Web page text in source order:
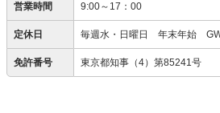
営業時間 9:00～17：00
定休日 毎週水・日曜日 年末年始
免許番号 東京都知事（4）第85241号